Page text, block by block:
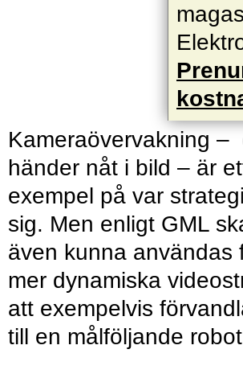
Kameraövervakning –
händer nåt i bild – är
exempel på var
sig. Men enligt GML
även kunna användas
mer dynamiska
att exempelvis
till en målföljande